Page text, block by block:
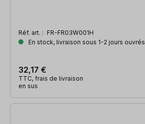
Réf. art. : FR-FR03W001H
En stock, livraison sous 1-2 jours ouvrés
32,17 €
TTC, frais de livraison
en sus